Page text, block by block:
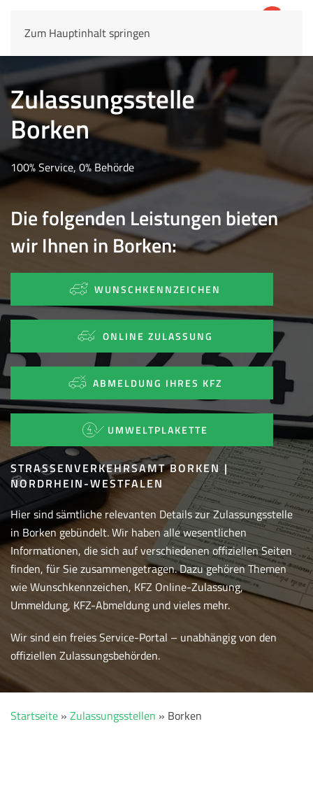
Zum Hauptinhalt springen
Zulassungsstelle
Borken
100% Service, 0% Behörde
Die folgenden Leistungen bieten
wir Ihnen in Borken:
WUNSCHKENNZEICHEN
ONLINE ZULASSUNG
ABMELDUNG IHRES KFZ
UMWELTPLAKETTE
STRASSENVERKEHRSAMT BORKEN | N
ORDRHEIN-WESTFALEN
Hier sind sämtliche relevanten Details zur Zulassungsstelle
in Borken gebündelt. Wir haben alle wesentlichen
Informationen, die sich auf verschiedenen offiziellen Seiten
finden, für Sie zusammengetragen. Dazu gehören Themen
wie Wunschkennzeichen, KFZ Online-Zulassung,
Ummeldung, KFZ-Abmeldung und vieles mehr.
Wir sind ein freies Service-Portal – unabhängig von den
offiziellen Zulassungsbehörden.
Startseite » Zulassungsstellen » Borken